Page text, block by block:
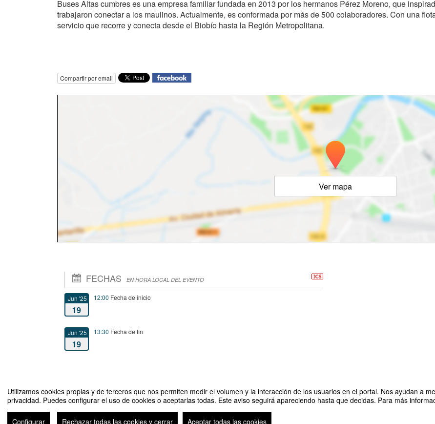
Utilizamos cookies propias y de terceros que nos permiten medir el volumen y la interacción de los usuarios en el portal. Nos ayudan a
privacidad. Puedes configurar el uso de cookies o aceptarlas todas. Este aviso seguirá apareciendo hasta que decidas. Para más
Configurar Rechazar todas las cookies y cerrar Aceptar todas las cookies
Buses Altas cumbres es una empresa familiar fundada en 2013 por los hermanos Pérez Moreno, que
trabajaron conectar a los maulinos. Actualmente, es conformada por más de 500 colaboradores. Con una
servicio que recorre y conecta desde el Biobío hasta la Región Metropolitana.
Compartir por email
Ver mapa
FECHAS EN HORA LOCAL DEL EVENTO
Jun '25
19
12:00 Fecha de inicio
Jun '25
19
13:30 Fecha de fin
Charla Lanzamiento Programa Atrévete a Emprender 2025 - "Kilómetros de Esfuerzo: La Ruta del Emprendimiento" Organizado por